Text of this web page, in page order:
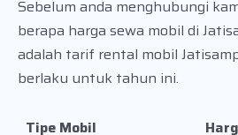
Sebelum anda menghubungi
berapa harga sewa mobil di
adalah tarif rental mobil
berlaku untuk tahun ini.
Tipe Mobil